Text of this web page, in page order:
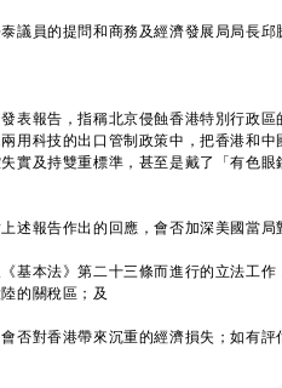
員的提問和商務及經濟發展局局長邱
報告，指稱北京侵蝕香港特別行政區
用科技的出口管制政策中，把香港和中
實及持雙重標準，甚至是戴了「有色眼
述報告作出的回應，會否加深美國當局
基本法》第二十三條而進行的立法工
的關稅區；及
否對香港帶來沉重的經濟損失；如有